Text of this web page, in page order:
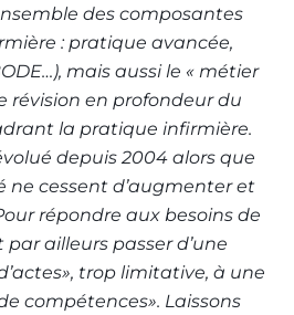
des composantes
: pratique avancée,
mais aussi le « métier
révision en profondeur du
la pratique infirmière.
depuis 2004 alors que
ne cessent d’augmenter et
répondre aux besoins de
ailleurs passer d’une
trop limitative, à une
compétences». Laissons